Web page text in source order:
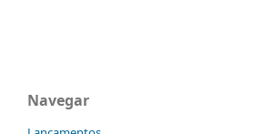
Navegar